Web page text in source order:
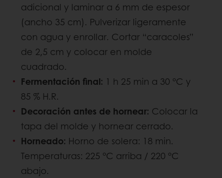
adicional y laminar a 6 mm de espesor
(ancho 35 cm). Pulverizar ligeramente
con agua y enrollar. Cortar “caracoles”
de 2,5 cm y colocar en molde
cuadrado.
Fermentación final: 1 h 25 min a 30 °C y
85 % H.R.
Decoración antes de hornear: Colocar la
tapa del molde y hornear cerrado.
Horneado: Horno de solera: 18 min.
Temperaturas: 225 °C arriba / 220 °C
abajo.